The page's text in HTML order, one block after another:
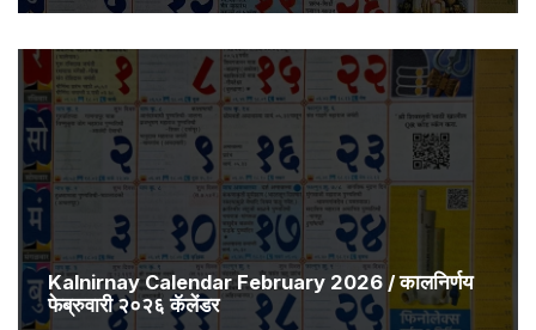
Kalnirnay Calendar February 2026 / कालनिर्णय
फेब्रुवारी २०२६ कॅलेंडर